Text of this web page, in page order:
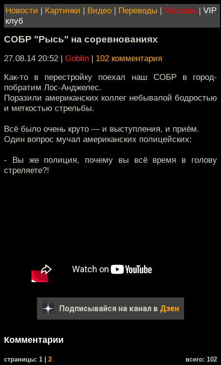
Новости | Картинки | Видео | Переводы | Магазин | VIP
клуб
СОБР "Рысь" на соревнованиях
27.08.14 20:52 | Goblin | 102 комментария
Как-то в перестройку поехал наш СОБР в город-
побратим Лос-Анджелес.
Поразили американских коллег небывалой бодростью
и меткостью стрельбы.
Всё было очень круто — и выступления, и приём.
Один вопрос мучал американских полицейских:
- Вы же полиция, почему вы всё время в голову
стреляете?!
Подписывайся на канал в Дзен
Комментарии
cтраницы: 1 | 2 всего: 102